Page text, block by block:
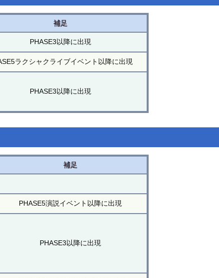
補足
PHASE3以降に出現
ラクシャクライブイベント以降に出現
PHASE3以降に出現
補足
PHASE5演説イベント以降に出現
PHASE3以降に出現